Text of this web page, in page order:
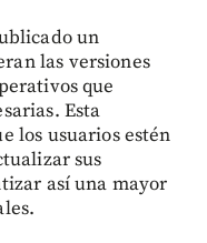
un
las versiones
que
Esta
los usuarios estén
sus
así una mayor